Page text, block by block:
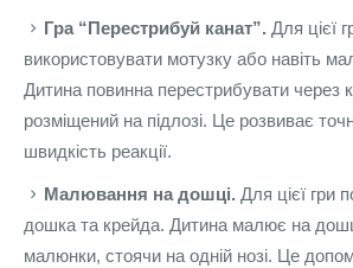
Гра “Перестрибуй канат”. Для цієї
використовувати мотузку або навіть
Дитина повинна перестрибувати через
розміщений на підлозі. Це розвиває
швидкість реакції.
Малювання на дошці. Для цієї гри
дошка та крейда. Дитина малює на
малюнки, стоячи на одній нозі. Це